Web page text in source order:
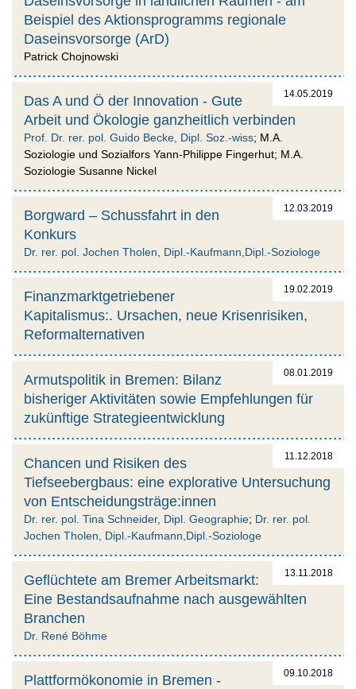
Beispiel des Aktionsprogramms regionale
Daseinsvorsorge (ArD)
Patrick Chojnowski
14.05.2019
Das A und Ö der Innovation - Gute
Arbeit und Ökologie ganzheitlich verbinden
Prof. Dr. rer. pol. Guido Becke, Dipl. Soz.-wiss; M.A.
Soziologie und Sozialfors Yann-Philippe Fingerhut; M.A.
Soziologie Susanne Nickel
12.03.2019
Borgward – Schussfahrt in den
Konkurs
Dr. rer. pol. Jochen Tholen, Dipl.-Kaufmann,Dipl.-Soziologe
19.02.2019
Finanzmarktgetriebener
Kapitalismus:. Ursachen, neue Krisenrisiken,
Reformalternativen
08.01.2019
Armutspolitik in Bremen: Bilanz
bisheriger Aktivitäten sowie Empfehlungen für
zukünftige Strategieentwicklung
11.12.2018
Chancen und Risiken des
Tiefseebergbaus: eine explorative Untersuchung
von Entscheidungsträge:innen
Dr. rer. pol. Tina Schneider, Dipl. Geographie; Dr. rer. pol.
Jochen Tholen, Dipl.-Kaufmann,Dipl.-Soziologe
13.11.2018
Geflüchtete am Bremer Arbeitsmarkt:
Eine Bestandsaufnahme nach ausgewählten
Branchen
Dr. René Böhme
09.10.2018
Plattformökonomie in Bremen -